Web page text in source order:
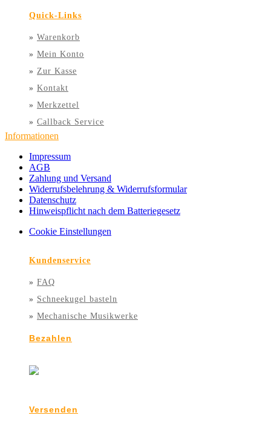
Quick-Links
» Warenkorb
» Mein Konto
» Zur Kasse
» Kontakt
» Merkzettel
» Callback Service
Informationen
Impressum
AGB
Zahlung und Versand
Widerrufsbelehrung & Widerrufsformular
Datenschutz
Hinweispflicht nach dem Batteriegesetz
Cookie Einstellungen
Kundenservice
» FAQ
» Schneekugel basteln
» Mechanische Musikwerke
Bezahlen
Versenden